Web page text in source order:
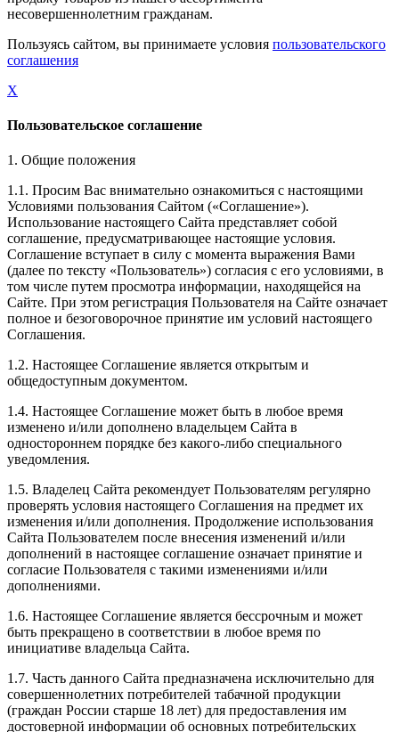
несовершеннолетним гражданам.
Пользуясь сайтом, вы принимаете условия пользовательского
соглашения
X
Пользовательское соглашение
1. Общие положения
1.1. Просим Вас внимательно ознакомиться с настоящими
Условиями пользования Сайтом («Соглашение»).
Использование настоящего Сайта представляет собой
соглашение, предусматривающее настоящие условия.
Соглашение вступает в силу с момента выражения Вами
(далее по тексту «Пользователь») согласия с его условиями, в
том числе путем просмотра информации, находящейся на
Сайте. При этом регистрация Пользователя на Сайте означает
полное и безоговорочное принятие им условий настоящего
Соглашения.
1.2. Настоящее Соглашение является открытым и
общедоступным документом.
1.4. Настоящее Соглашение может быть в любое время
изменено и/или дополнено владельцем Сайта в
одностороннем порядке без какого-либо специального
уведомления.
1.5. Владелец Сайта рекомендует Пользователям регулярно
проверять условия настоящего Соглашения на предмет их
изменения и/или дополнения. Продолжение использования
Сайта Пользователем после внесения изменений и/или
дополнений в настоящее соглашение означает принятие и
согласие Пользователя с такими изменениями и/или
дополнениями.
1.6. Настоящее Соглашение является бессрочным и может
быть прекращено в соответствии в любое время по
инициативе владельца Сайта.
1.7. Часть данного Сайта предназначена исключительно для
совершеннолетних потребителей табачной продукции
(граждан России старше 18 лет) для предоставления им
достоверной информации об основных потребительских